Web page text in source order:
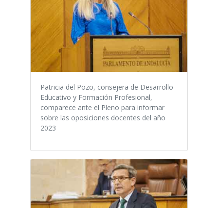
Patricia del Pozo, consejera de Desarrollo
Educativo y Formación Profesional,
comparece ante el Pleno para informar
sobre las oposiciones docentes del año
2023